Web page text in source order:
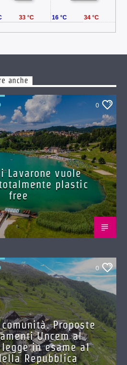
33 °C 16 °C 34 °C
anche
0
Lavarone vuole
plastic
free
0
Proposte
Uncem al
in esame al
Repubblica